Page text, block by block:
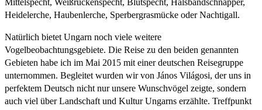
Heidelerche, Haubenlerche, Sperbergrasmücke oder Nachtigall.
Natürlich bietet Ungarn noch viele weitere
Vogelbeobachtungsgebiete. Die Reise zu den beiden genannten
Gebieten habe ich im Mai 2015 mit einer deutschen Reisegruppe
unternommen. Begleitet wurden wir von János Világosi, der uns in
perfektem Deutsch nicht nur unsere Wunschvögel zeigte, sondern
auch viel über Landschaft und Kultur Ungarns erzählte. Treffpunkt